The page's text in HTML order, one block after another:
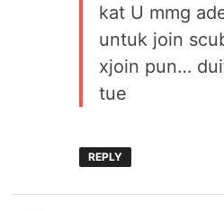
kat U mmg
untuk join
xjoin pun…
tue
REPLY